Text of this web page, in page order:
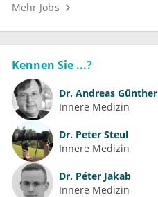
Mehr Jobs
Kennen Sie ...?
Dr. Andreas Günther
Innere Medizin
Dr. Peter Steul
Innere Medizin
Dr. Péter Jakab
Innere Medizin